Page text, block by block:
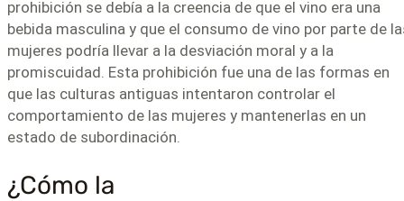
prohibición se debía a la creencia de que el vino era una
bebida masculina y que el consumo de vino por parte de
mujeres podría llevar a la desviación moral y a la
promiscuidad. Esta prohibición fue una de las formas en
que las culturas antiguas intentaron controlar el
comportamiento de las mujeres y mantenerlas en un
estado de subordinación.
¿Cómo la